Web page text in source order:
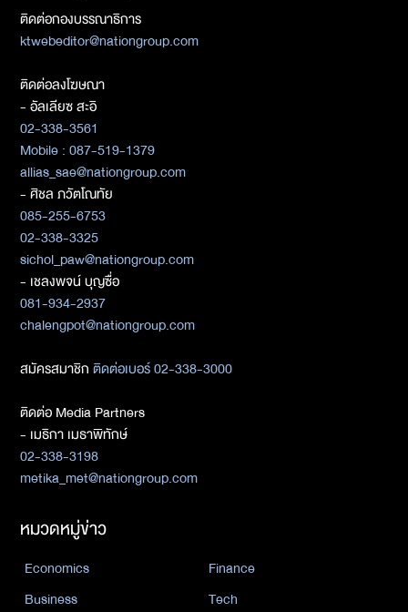
ติดต่อกองบรรณาธิการ
ktwebeditor@nationgroup.com
ติดต่อลงโฆษณา
- อัลเลียซ สะอิ
02-338-3561
Mobile : 087-519-1379
allias_sae@nationgroup.com
- ศิชล ภวัตโณทัย
085-255-6753
02-338-3325
sichol_paw@nationgroup.com
- เชลงพจน์ บุญซื่อ
081-934-2937
chalengpot@nationgroup.com
สมัครสมาชิกติดต่อเบอร์ 02-338-3000
ติดต่อ Media Partners
- เมธิกา เมธาพิทักษ์
02-338-3198
metika_met@nationgroup.com
หมวดหมู่ข่าว
Economics
Finance
Business
Tech